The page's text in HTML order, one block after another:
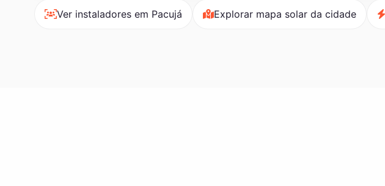
Ver instaladores em Pacujá Explorar mapa solar da cidade